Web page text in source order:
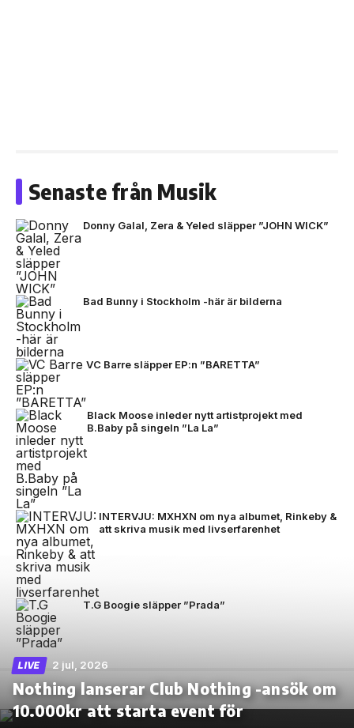
Senaste från Musik
Donny Galal, Zera & Yeled släpper ”JOHN WICK”
Bad Bunny i Stockholm -här är bilderna
VC Barre släpper EP:n ”BARETTA”
Black Moose inleder nytt artistprojekt med
B.Baby på singeln ”La La”
INTERVJU: MXHXN om nya albumet, Rinkeby &
att skriva musik med livserfarenhet
T.G Boogie släpper ”Prada”
LIVE 2 jul, 2026
Nothing lanserar Club Nothing -ansök om
10.000kr att starta event för